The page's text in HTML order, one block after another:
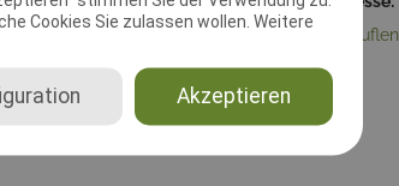
Cookies Sie zulassen wollen. Weitere
Akzeptieren
Salzuflen